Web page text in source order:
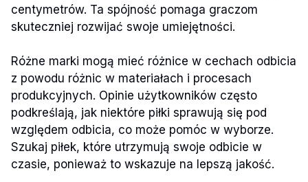
centymetrów. Ta spójność pomaga graczom
skuteczniej rozwijać swoje umiejętności.
Różne marki mogą mieć różnice w cechach odbicia
z powodu różnic w materiałach i procesach
produkcyjnych. Opinie użytkowników często
podkreślają, jak niektóre piłki sprawują się pod
względem odbicia, co może pomóc w wyborze.
Szukaj piłek, które utrzymują swoje odbicie w
czasie, ponieważ to wskazuje na lepszą jakość.